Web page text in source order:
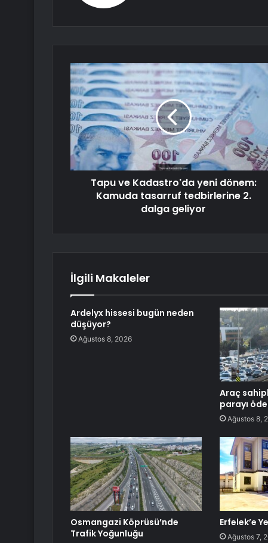
Tapu ve Kadastro'da yeni dönem:
Kamuda tasarruf tedbirlerine 2.
dalga geliyor
İlgili Makaleler
Ardelyx hissesi bugün neden
düşüyor?
Ağustos 8, 2026
Araç
parayı
Ağustos 8,
Osmangazi Köprüsü’nde
Trafik Yoğunluğu
Erfelek’e
Ağustos 7,